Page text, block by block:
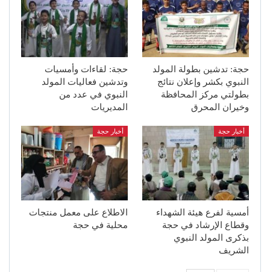
حجة: تدشين بطولة المولد
النبوي بكشر وإعلان نتائج
بطولتي مركز المحافظة
وخيران المحرق
حجة: لقاءات وأمسيات
وتدشين فعاليات المولد
النبوي في عدد من
المديريات
أخبار حجة
أمسية لفرع هيئة الشهداء
وقطاع الإرشاد في حجة
بذكرى المولد النبوي
الشريف
أخبار حجة
الاطلاع على معمل منتجات
محلية في حجة